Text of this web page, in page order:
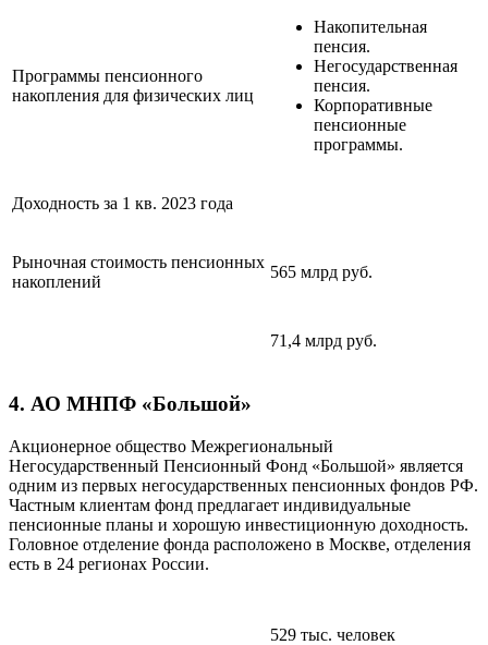
Программы пенсионного
накопления для физических лиц
Накопительная
пенсия.
Негосударственная
пенсия.
Корпоративные
пенсионные
программы.
Доходность за 1 кв. 2023 года
Рыночная стоимость пенсионных
накоплений
565 млрд руб.
71,4 млрд руб.
4. АО МНПФ «Большой»
Акционерное общество Межрегиональный
Негосударственный Пенсионный Фонд «Большой» является
одним из первых негосударственных пенсионных фондов РФ.
Частным клиентам фонд предлагает индивидуальные
пенсионные планы и хорошую инвестиционную доходность.
Головное отделение фонда расположено в Москве, отделения
есть в 24 регионах России.
529 тыс. человек